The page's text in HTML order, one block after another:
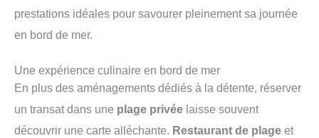
prestations idéales pour savourer pleinement sa journée
en bord de mer.
Une expérience culinaire en bord de mer
En plus des aménagements dédiés à la détente, réserver
un transat dans une plage privée laisse souvent
découvrir une carte alléchante. Restaurant de plage et